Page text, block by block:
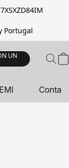
Portugal
UN